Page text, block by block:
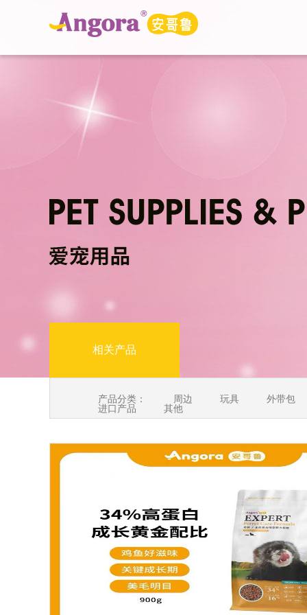
相关产品
产品分类： 周边 玩具
外带包
进口产品
其他